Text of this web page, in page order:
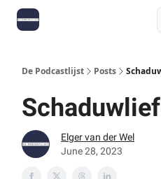
De Podcastlijst Posts
Elger van der Wel
June 28, 2023